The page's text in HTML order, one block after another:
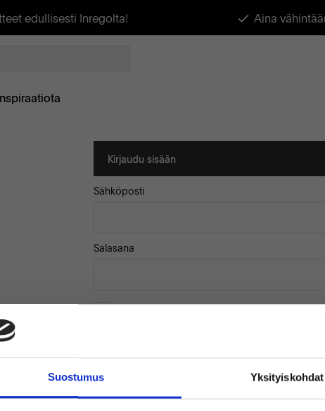
Suostumus Yksityiskohdat
edullisesti Inregolta! Aina
Kirjaudu sisään
Sähköposti
Salasana